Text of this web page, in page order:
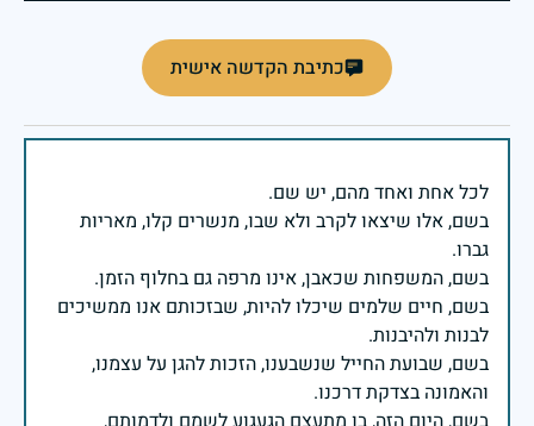
כתיבת הקדשה אישית
בשם, אלו שיצאו לקרב ולא שבו, מנשרים קלו, מאריות
בשם, חיים שלמים שיכלו להיות, שבזכותם אנו ממשיכים
בשם, שבועת החייל שנשבענו, הזכות להגן על עצמנו,